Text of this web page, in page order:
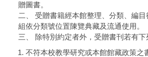
贈圖書。
二、 受贈書籍經本館整理、分類、編
組依分類號位置陳覽典藏及流通使用。
三、 除特別約定者外，受贈書刊若有下
不符本校教學研究或本館館藏政策之